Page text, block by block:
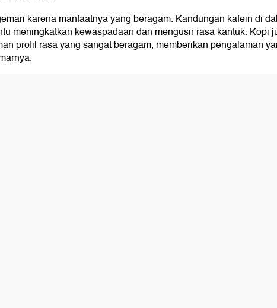
karena manfaatnya yang beragam. Kandungan kafein di
meningkatkan kewaspadaan dan mengusir rasa kantuk. Kopi
profil rasa yang sangat beragam, memberikan pengalaman